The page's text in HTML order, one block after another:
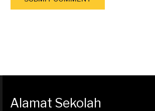
Alamat Sekolah